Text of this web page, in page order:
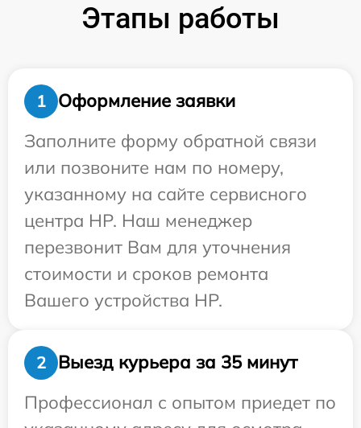
Этапы работы
1
Оформление заявки
Заполните форму обратной связи
или позвоните нам по номеру,
указанному на сайте сервисного
центра HP. Наш менеджер
перезвонит Вам для уточнения
стоимости и сроков ремонта
Вашего устройства HP.
2
Выезд курьера за 35 минут
Профессионал с опытом приедет по